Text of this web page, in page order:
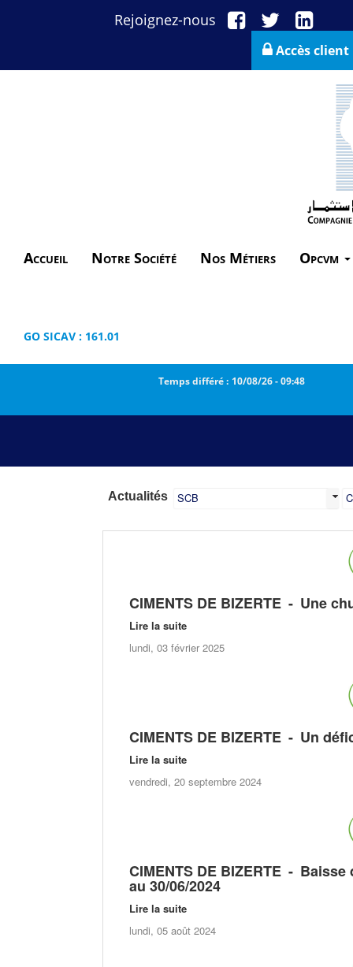
Rejoignez-nous
Accès client
Accueil Notre Société Nos Métiers Opcvm
GO SICAV : 161.01
Temps différé : 10/08/26-09:48
Actualités SCB
CIMENTS DE BIZERTE - Une
Lire la suite
lundi, 03 février 2025
CIMENTS DE BIZERTE - Un
Lire la suite
vendredi, 20 septembre 2024
CIMENTS DE BIZERTE - Baisse
au 30/06/2024
Lire la suite
lundi, 05 août 2024